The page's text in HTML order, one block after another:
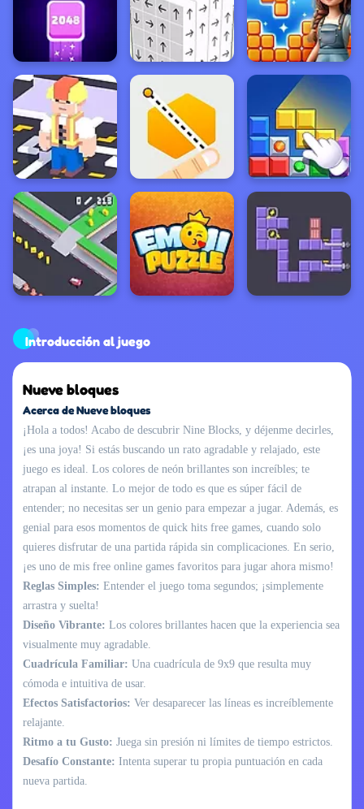
Introducción al juego
Nueve bloques
Acerca de Nueve bloques
¡Hola a todos! Acabo de descubrir Nine Blocks, y déjenme decirles,
¡es una joya! Si estás buscando un rato agradable y relajado, este
juego es ideal. Los colores de neón brillantes son increíbles; te
atrapan al instante. Lo mejor de todo es que es súper fácil de
entender; no necesitas ser un genio para empezar a jugar. Además, es
genial para esos momentos de quick hits free games, cuando solo
quieres disfrutar de una partida rápida sin complicaciones. En serio,
¡es uno de mis free online games favoritos para jugar ahora mismo!
Reglas Simples: Entender el juego toma segundos; ¡simplemente
arrastra y suelta!
Diseño Vibrante: Los colores brillantes hacen que la experiencia sea
visualmente muy agradable.
Cuadrícula Familiar: Una cuadrícula de 9x9 que resulta muy
cómoda e intuitiva de usar.
Efectos Satisfactorios: Ver desaparecer las líneas es increíblemente
relajante.
Ritmo a tu Gusto: Juega sin presión ni límites de tiempo estrictos.
Desafío Constante: Intenta superar tu propia puntuación en cada
nueva partida.